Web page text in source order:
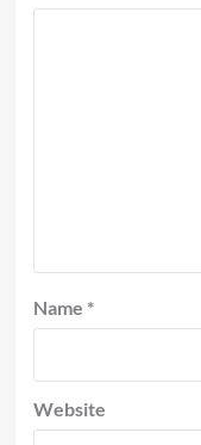
Name *
Website